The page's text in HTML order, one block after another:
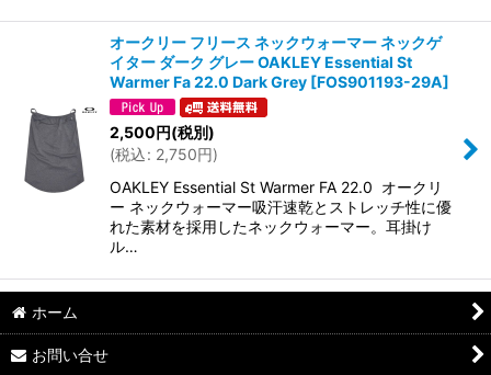
オークリー フリース ネックウォーマー ネックゲ
イター ダーク グレー OAKLEY Essential St
Warmer Fa 22.0 Dark Grey [FOS901193-29A]
2,500円(税別)
(税込: 2,750円)
OAKLEY Essential St Warmer FA 22.0 オークリ
ー ネックウォーマー吸汗速乾とストレッチ性に優
れた素材を採用したネックウォーマー。耳掛け
ル…
ホーム
お問い合せ